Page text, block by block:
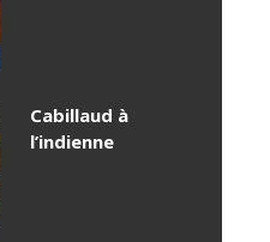
Cabillaud à
l’indienne